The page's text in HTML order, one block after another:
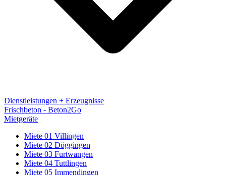
Dienstleistungen + Erzeugnisse
Frischbeton - Beton2Go
Mietgeräte
Miete 01 Villingen
Miete 02 Döggingen
Miete 03 Furtwangen
Miete 04 Tuttlingen
Miete 05 Immendingen